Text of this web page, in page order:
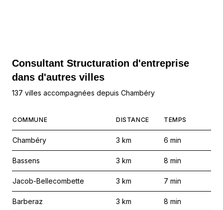
Consultant Structuration d'entreprise
dans d'autres villes
137 villes accompagnées depuis Chambéry
COMMUNE DISTANCE TEMPS
Chambéry 3 km 6 min
Bassens 3 km 8 min
Jacob-Bellecombette 3 km 7 min
Barberaz 3 km 8 min